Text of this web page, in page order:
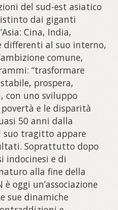
del sud-est asiatico
dai giganti
Cina, India,
differenti al suo interno,
comune,
“trasformare
stabile, prospera,
con uno sviluppo
e le disparità
50 anni dalla
suo tragitto appare
Soprattutto dopo
indocinesi e di
alla fine della
è oggi un’associazione
sue dinamiche